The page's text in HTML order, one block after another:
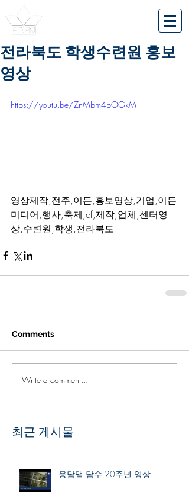
전라북도 학생수련원 홍보
영상
https://youtu.be/ZnMbm4bOGkM
영상제작,전주,이든,홍보영상,기업,이든
미디어,행사,축제,cf,제작,업체,센터영
상,수련원,학생,전라북도
Comments
Write a comment...
최근 게시물
용담댐 담수 20주년 영상